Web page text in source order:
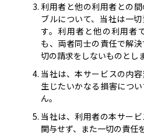
利用者と他の利用者との
ブルについて、当社は一
す。利用者と他の利用者
も、両者同士の責任で解
切の請求をしないものとしま
当社は、本サービスの内
生じたいかなる損害につ
ん。
当社は、利用者の本サー
関与せず、また一切の責任